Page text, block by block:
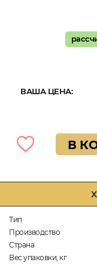
Тип
Производство
Страна
Вес упаковки, кг
ВАША ЦЕНА:
В